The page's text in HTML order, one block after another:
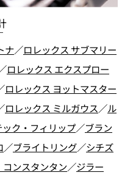
ナ／ロレックス サブマリー
ロレックス エクスプロー
ロレックス ヨットマスター
ロレックス ミルガウス／ル
ック・フィリップ／ブラン
／ブライトリング／シチズ
ンスタンタン／ジラー